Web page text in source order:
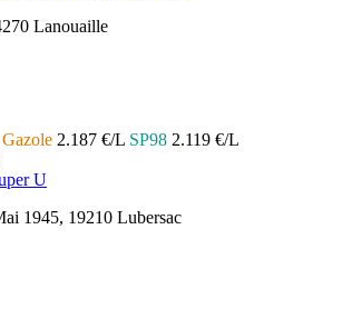
Lanouaille
Gazole 2.187 €/L SP98 2.119 €/L
U
1945, 19210 Lubersac